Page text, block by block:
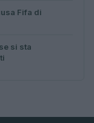
Fifa di
si sta